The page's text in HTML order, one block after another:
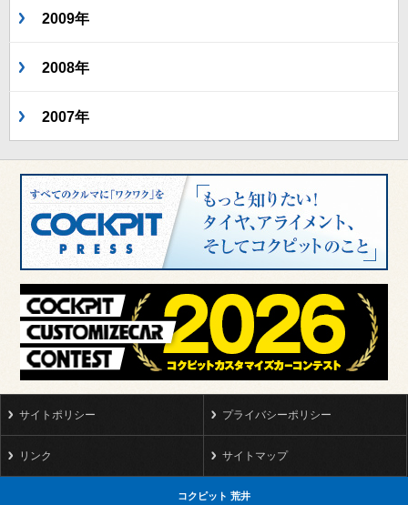
2009年
2008年
2007年
サイトポリシー プライバシーポリシー
リンク サイトマップ
コクピット 荒井